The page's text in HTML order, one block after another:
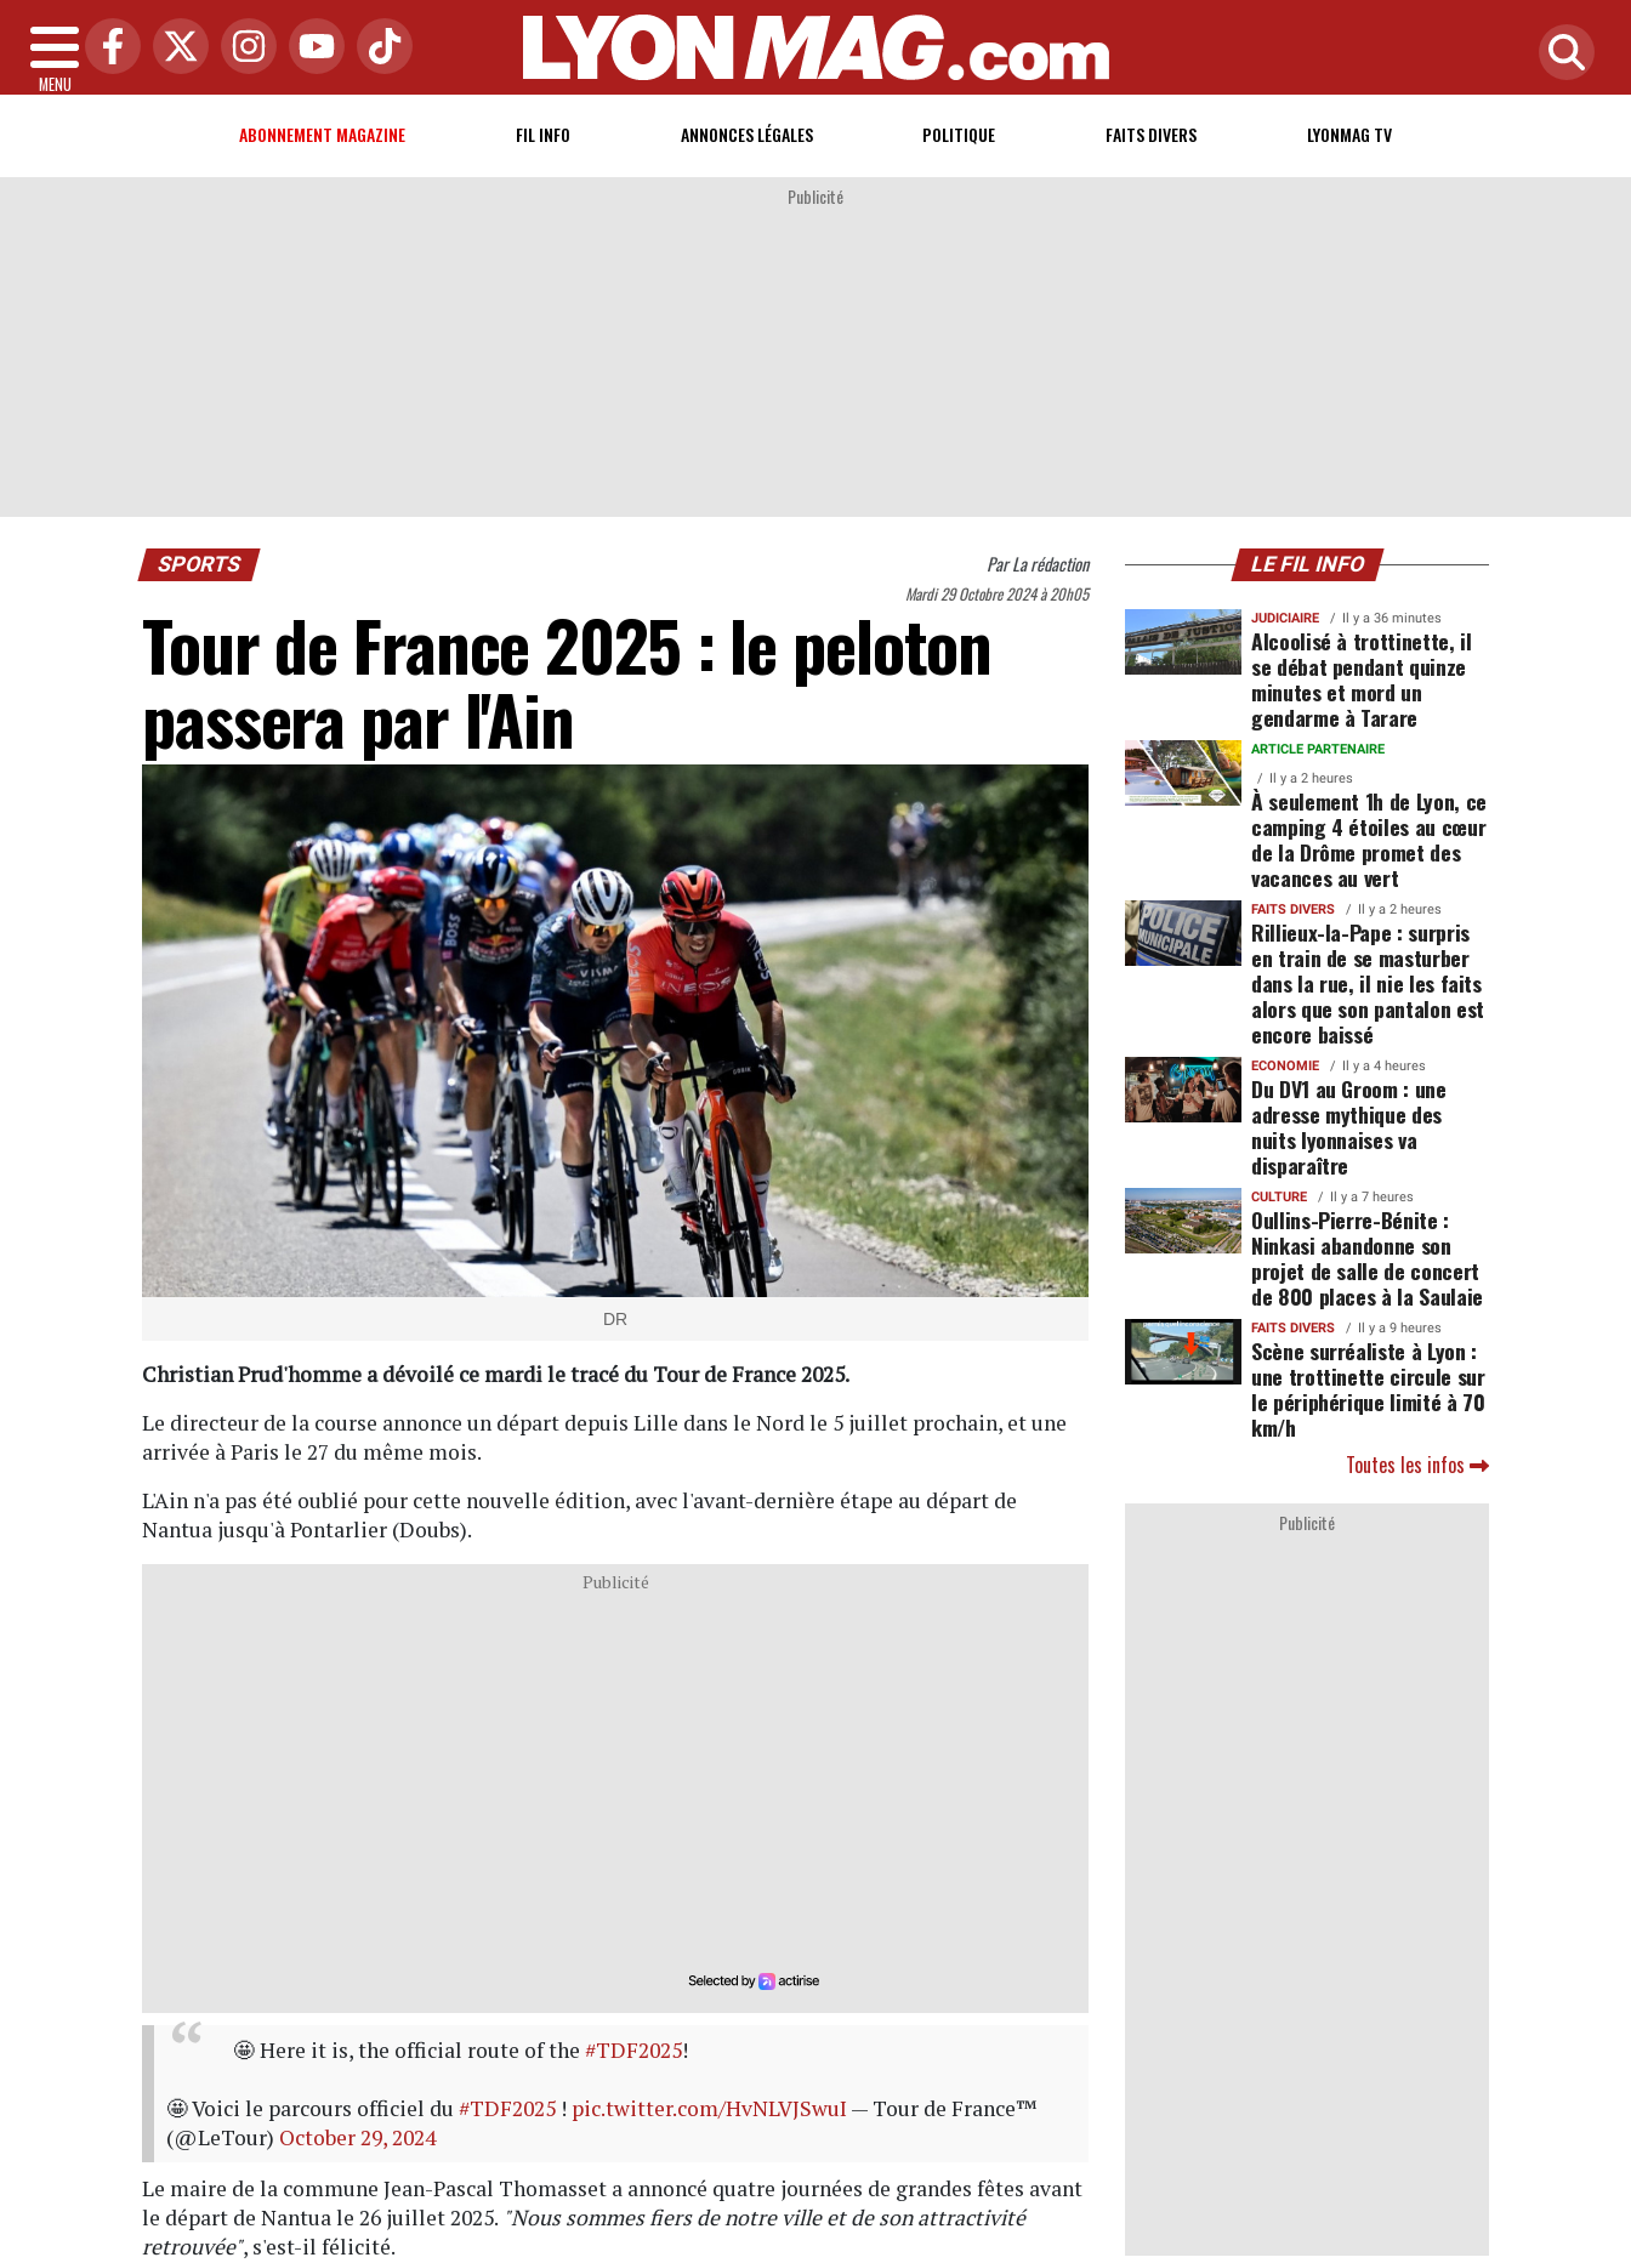
MENU
ABONNEMENT MAGAZINE FIL INFO ANNONCES LÉGALES POLITIQUE FAITS DIVERS LYONMAG TV
Publicité
SPORTS ParLa rédaction
Mardi 29 Octobre 2024 à 20h05
Tour de France 2025 : le peloton
passera par l'Ain
DR
Christian Prud'homme a dévoilé ce mardi le tracé du Tour de France 2025.
Le directeur de la course annonce un départ depuis Lille dans le Nord le 5 juillet prochain, et une
arrivée à Paris le 27 du même mois.
L'Ain n'a pas été oublié pour cette nouvelle édition, avec l'avant-dernière étape au départ de
Nantua jusqu'à Pontarlier (Doubs).
Publicité
🤩 Here it is, the official route of the #TDF2025!
🤩 Voici le parcours officiel du #TDF2025 ! pic.twitter.com/HvNLVJSwuI — Tour de France™
(@LeTour) October 29, 2024
Le maire de la commune Jean-Pascal Thomasset a annoncé quatre journées de grandes fêtes avant
le départ de Nantua le 26 juillet 2025. "Nous sommes fiers de notre ville et de son attractivité
retrouvée", s'est-il félicité.
LE FIL INFO
JUDICIAIRE Il y a 36 minutes
Alcoolisé à trottinette, il
se débat pendant quinze
minutes et mord un
gendarme à Tarare
ARTICLE PARTENAIRE
Il y a 2 heures
À seulement 1h de Lyon, ce
camping 4 étoiles au cœur
de la Drôme promet des
vacances au vert
FAITS DIVERS Il y a 2 heures
Rillieux-la-Pape : surpris
en train de se masturber
dans la rue, il nie les faits
alors que son pantalon est
encore baissé
ECONOMIE Il y a 4 heures
Du DV1 au Groom : une
adresse mythique des
nuits lyonnaises va
disparaître
CULTURE Il y a 7 heures
Oullins-Pierre-Bénite :
Ninkasi abandonne son
projet de salle de concert
de 800 places à la Saulaie
FAITS DIVERS Il y a 9 heures
Scène surréaliste à Lyon :
une trottinette circule sur
le périphérique limité à 70
km/h
Toutes les infos
Publicité